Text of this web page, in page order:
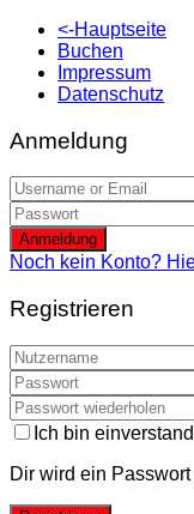
<-Hauptseite
Buchen
Impressum
Datenschutz
Anmeldung
Anmeldung
Noch kein Konto?
Registrieren
Ich bin
Dir wird ein